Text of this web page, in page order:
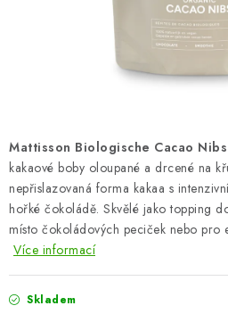
Odborný garant MUDr. Monika
Obchodní podmínky
Mattisson Biologische Cacao
kakaové boby oloupané a drcené na
nepřislazovaná forma kakaa s
hořké čokoládě. Skvělé jako topping
místo čokoládových peciček nebo pro
Více informací
Skladem